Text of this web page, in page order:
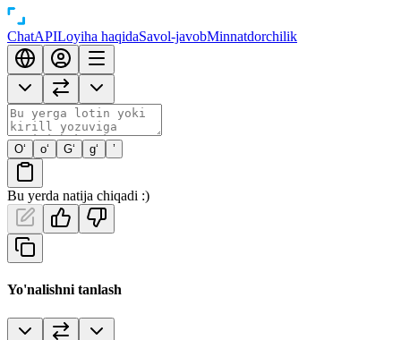
ChatAPILoyiha haqidaSavol-javobMinnatdorchilik
O‘ o‘ G‘ g‘ ’
Bu yerda natija chiqadi :)
Yo'nalishni tanlash